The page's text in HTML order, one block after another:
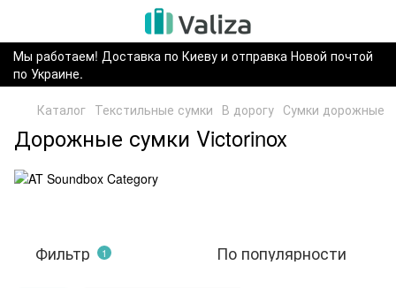
Мы работаем! Доставка по Киеву и отправка Новой почтой
по Украине.
Каталог Текстильные сумки В дорогу Сумки дорожные
Дорожные сумки Victorinox
Фильтр 1 По популярности